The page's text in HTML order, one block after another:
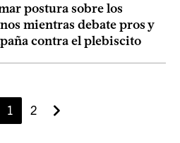
postura sobre los
mientras debate pros y
contra el plebiscito
1 2